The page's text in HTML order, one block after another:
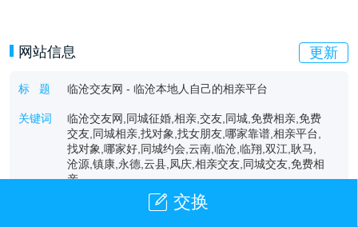
网站信息 更新
标 题 临沧交友网 - 临沧本地人自己的相亲平台
关键词
临沧交友网,同城征婚,相亲,交友,同城,免费相亲,免费
交友,同城相亲,找对象,找女朋友,哪家靠谱,相亲平台,
找对象,哪家好,同城约会,云南,临沧,临翔,双江,耿马,
沧源,镇康,永德,云县,凤庆,相亲交友,同城交友,免费相
亲
临沧交友网是云南滇圆囍信息技术有限公司的品牌名
交换